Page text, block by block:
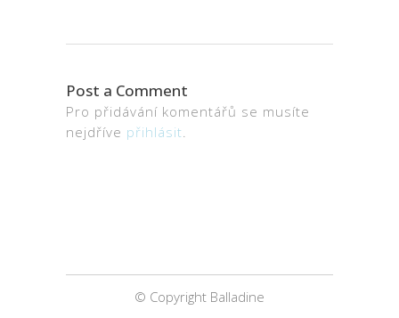
Post a Comment
Pro přidávání komentářů se musíte
nejdříve přihlásit
© Copyright Balladine